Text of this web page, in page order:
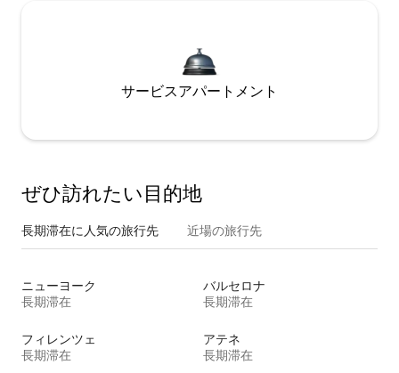
サービスアパートメント
ぜひ訪⁠れ⁠た⁠い目⁠的⁠地
長期滞在に人気の旅行先 近場の旅行先
ニューヨーク
長期滞在
バルセロナ
長期滞在
フィレンツェ
長期滞在
アテネ
長期滞在